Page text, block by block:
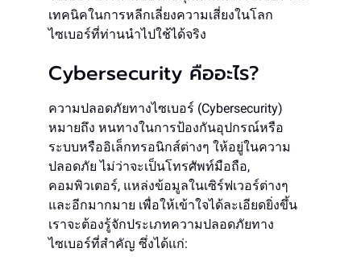
เทคนิคในการหลีกเลี่ยงความเสี่ยงในโลก
ไซเบอร์ที่ท่านนำไปใช้ได้จริง
Cybersecurity คืออะไร?
ความปลอดภัยทางไซเบอร์ (Cybersecurity)
หมายถึง หนทางในการป้องกันอุปกรณ์หรือ
ระบบหรืออิเล็กทรอนิกส์ต่างๆ ให้อยู่ในความ
ปลอดภัย ไม่ว่าจะเป็นโทรศัพท์มือถือ,
คอมพิวเตอร์, แหล่งข้อมูลในเซิร์ฟเวอร์ต่างๆ
และอีกมากมาย เพื่อให้เข้าใจได้ละเอียดยิ่งขึ้น
เราจะต้องรู้จักประเภทความปลอดภัยทาง
ไซเบอร์ที่สำคัญ ซึ่งได้แก่: